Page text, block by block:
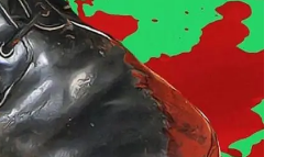
Críticas ao MP Jardel Sebba veta
Frota e já condena nomeação aos
...
21 de agosto de 2019